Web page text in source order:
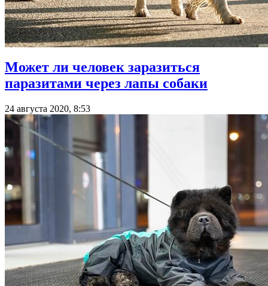
Может ли человек заразиться
паразитами через лапы собаки
24 августа 2020, 8:53